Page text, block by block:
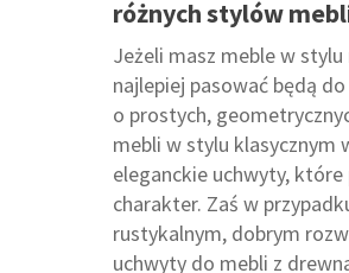
różnych stylów
Jeżeli masz meble w
najlepiej pasować będą
o prostych,
mebli w stylu klasycznym
eleganckie uchwyty, które
charakter. Zaś w
rustykalnym, dobrym
uchwyty do mebli z